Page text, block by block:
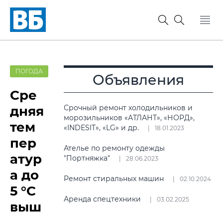
ПОГОДА
Сре
дняя
тем
пер
атур
а до
5 °C
выш
Объявления
Срочный ремонт холодильников и
морозильников «АТЛАНТ», «НОРД»,
«INDESIT», «LG» и др.
18.01.2023
Ателье по ремонту одежды
"Портняжка"
28.06.2023
Ремонт стиральных машин 02.10.2024
Аренда спецтехники 03.02.2025